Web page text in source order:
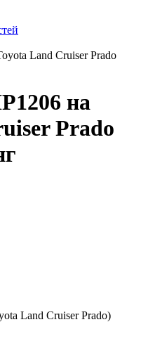
Land Cruiser Prado
на
Prado
Land Cruiser Prado)